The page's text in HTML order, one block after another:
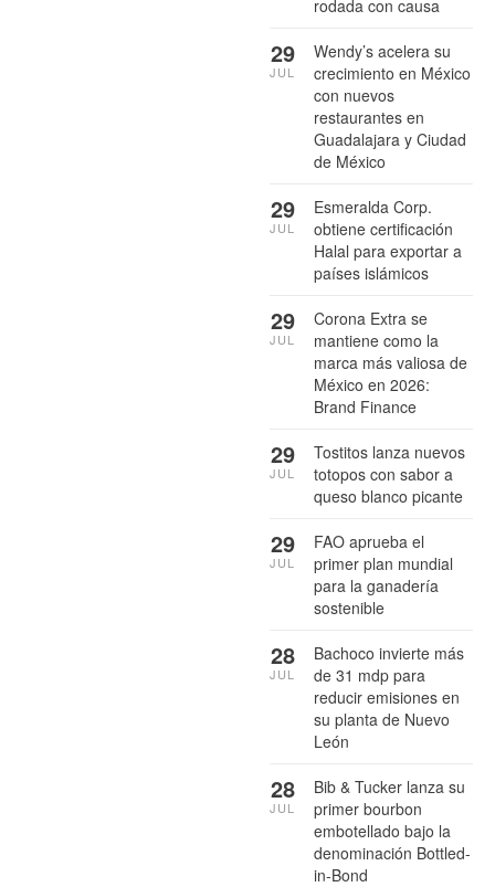
rodada con causa
Wendy’s acelera su
crecimiento en México
con nuevos
restaurantes en
Guadalajara y Ciudad
de México
29
JUL
Esmeralda Corp.
obtiene certificación
Halal para exportar a
países islámicos
29
JUL
Corona Extra se
mantiene como la
marca más valiosa de
México en 2026:
Brand Finance
29
JUL
Tostitos lanza nuevos
totopos con sabor a
queso blanco picante
29
JUL
FAO aprueba el
primer plan mundial
para la ganadería
sostenible
29
JUL
Bachoco invierte más
de 31 mdp para
reducir emisiones en
su planta de Nuevo
León
28
JUL
Bib & Tucker lanza su
primer bourbon
embotellado bajo la
denominación Bottled-
in-Bond
28
JUL